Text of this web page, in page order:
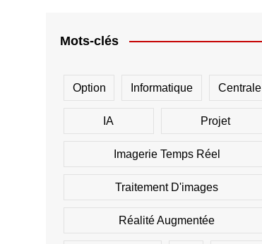
Mots-clés
Option Informatique Centrale
IA Projet
Imagerie Temps Réel
Traitement D'images
Réalité Augmentée